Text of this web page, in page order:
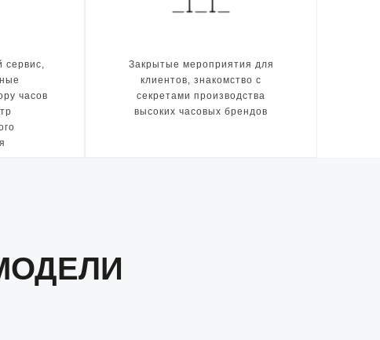
сервис,
часов
Закрытые мероприятия для
клиентов, знакомство с
секретами производства
высоких часовых брендов